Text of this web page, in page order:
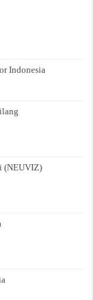
Indonesia
(NEUVIZ)